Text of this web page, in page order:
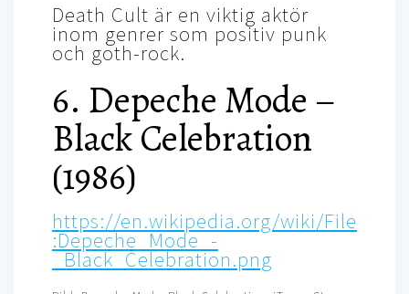
Death Cult är en viktig aktör
inom genrer som positiv punk
och goth-rock.
6. Depeche Mode –
Black Celebration
(1986)
https://en.wikipedia.org/wiki/File
:Depeche_Mode_-
_Black_Celebration.png